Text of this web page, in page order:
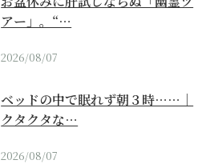
アー」。“…
2026/08/07
ベッドの中で眠れず朝３時……｜
クタクタな…
2026/08/07